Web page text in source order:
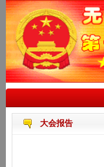
大会报告